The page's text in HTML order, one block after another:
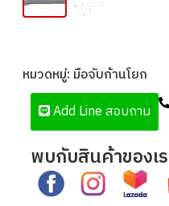
หมวดหมู่: มือจับก้านโยก
Add Line สอบถาม
พบกับสินค้าของเ